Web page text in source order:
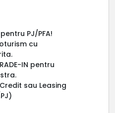
PJ/PFA!
cu
IN pentru
sau Leasing